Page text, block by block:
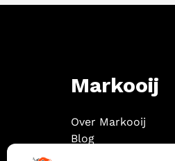
Markooij
Over Markooij
Blog